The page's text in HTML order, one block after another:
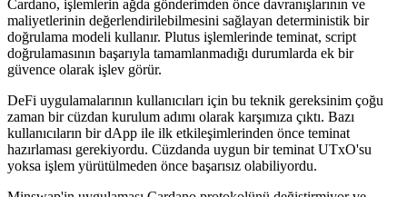
Cardano, işlemlerin ağda gönderimden önce davranışlarının ve
maliyetlerinin değerlendirilebilmesini sağlayan deterministik bir
doğrulama modeli kullanır. Plutus işlemlerinde teminat, script
doğrulamasının başarıyla tamamlanmadığı durumlarda ek bir
güvence olarak işlev görür.
DeFi uygulamalarının kullanıcıları için bu teknik gereksinim çoğu
zaman bir cüzdan kurulum adımı olarak karşımıza çıktı. Bazı
kullanıcıların bir dApp ile ilk etkileşimlerinden önce teminat
hazırlaması gerekiyordu. Cüzdanda uygun bir teminat UTxO'su
yoksa işlem yürütülmeden önce başarısız olabiliyordu.